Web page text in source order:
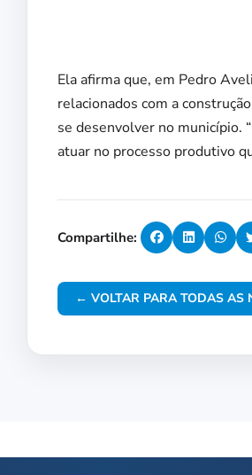
Ela afirma que, em Pedro
relacionados com a
se desenvolver no município.
atuar no processo produtivo
Compartilhe:
← VOLTAR PARA TODAS AS